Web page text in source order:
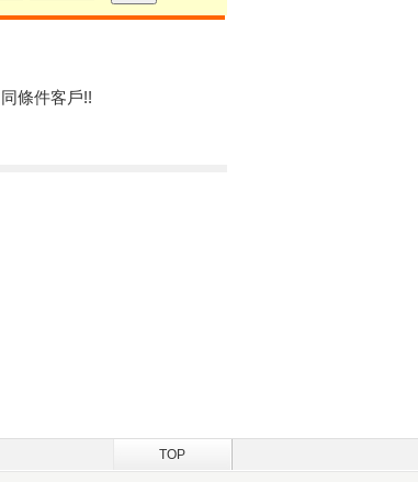
條件客戶!!
TOP